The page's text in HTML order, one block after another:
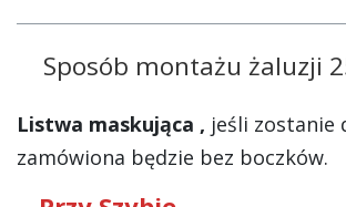
Sposób montażu żaluzji
Listwa maskująca , jeśli zostanie
zamówiona będzie bez boczków.